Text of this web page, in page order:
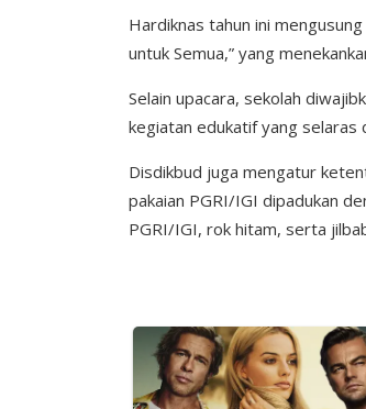
Hardiknas tahun ini
untuk Semua,” yang
Selain upacara, sekolah
kegiatan edukatif yang selaras
Disdikbud juga mengatur
pakaian PGRI/IGI dipadukan
PGRI/IGI, rok hitam, serta